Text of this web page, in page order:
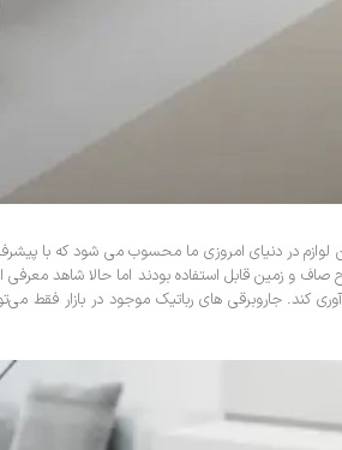
در دنیای امروزی ما محسوب می شود که با